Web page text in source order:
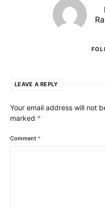
LEAVE A REPLY
Your email address will not
marked *
Comment *